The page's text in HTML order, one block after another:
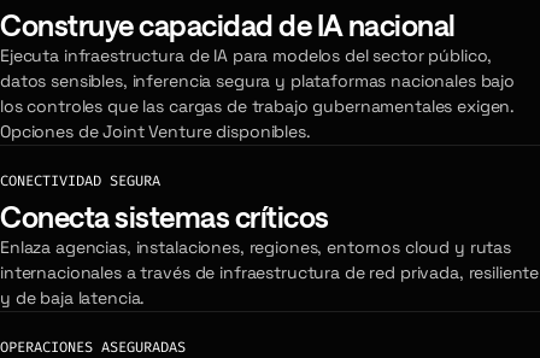
Construye capacidad de IA nacional
Ejecuta infraestructura de IA para modelos del sector público,
datos sensibles, inferencia segura y plataformas nacionales bajo
los controles que las cargas de trabajo gubernamentales exigen.
Opciones de Joint Venture disponibles.
CONECTIVIDAD SEGURA
Conecta sistemas críticos
Enlaza agencias, instalaciones, regiones, entornos cloud y rutas
internacionales a través de infraestructura de red privada, resiliente
y de baja latencia.
OPERACIONES ASEGURADAS